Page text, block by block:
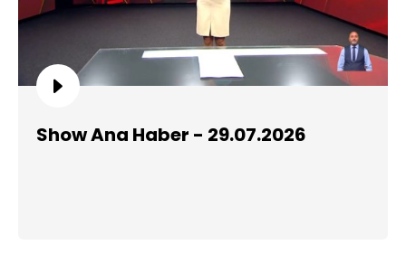
Show Ana Haber - 29.07.2026